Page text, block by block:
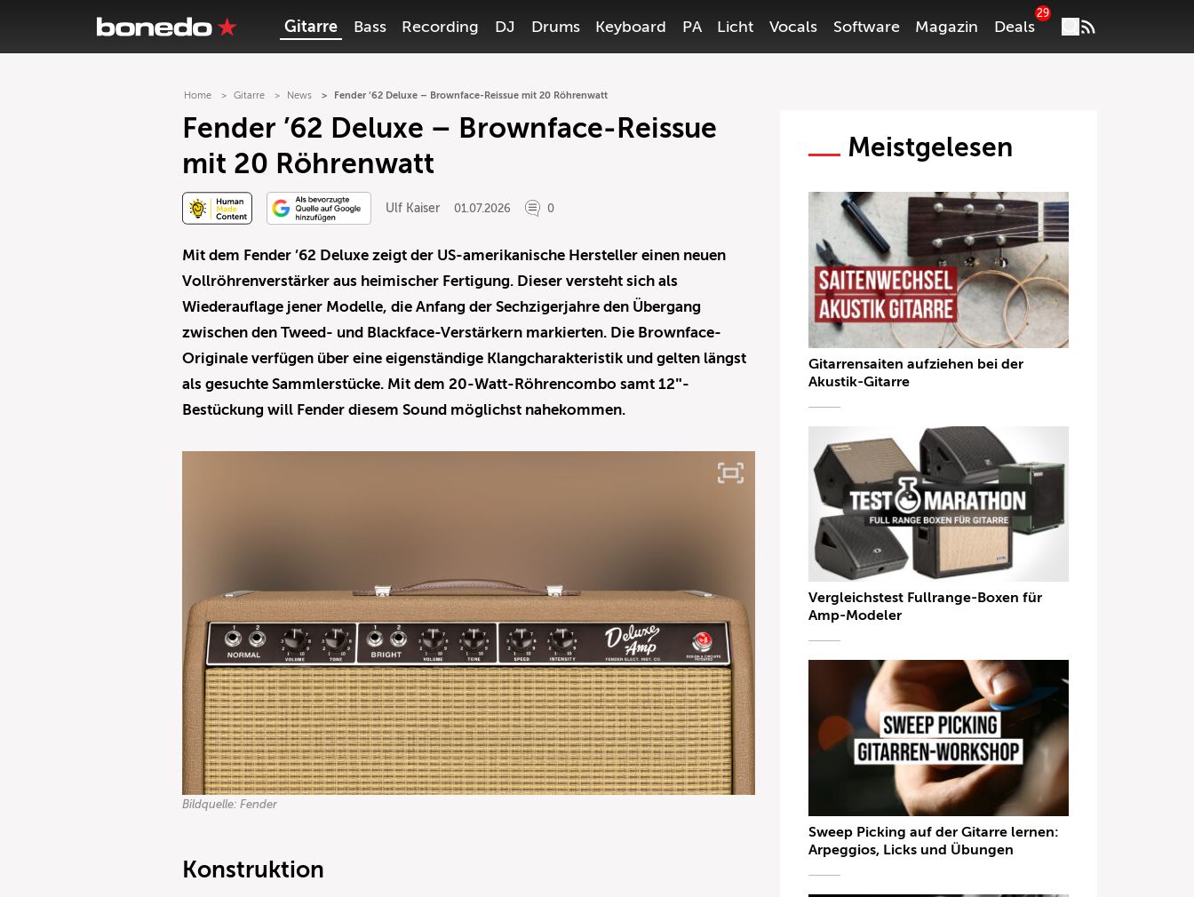
Gitarre Bass Recording DJ Drums Keyboard PA Licht Vocals Software Magazin Deals
29
Home Gitarre News Fender ’62 Deluxe – Brownface-Reissue mit 20 Röhrenwatt
Fender ’62 Deluxe – Brownface-Reissue
mit 20 Röhrenwatt
Ulf Kaiser 01.07.2026 0
Mit dem Fender ’62 Deluxe zeigt der US-amerikanische Hersteller einen neuen
Vollröhrenverstärker aus heimischer Fertigung. Dieser versteht sich als
Wiederauflage jener Modelle, die Anfang der Sechzigerjahre den Übergang
zwischen den Tweed- und Blackface-Verstärkern markierten. Die Brownface-
Originale verfügen über eine eigenständige Klangcharakteristik und gelten längst
als gesuchte Sammlerstücke. Mit dem 20-Watt-Röhrencombo samt 12″-
Bestückung will Fender diesem Sound möglichst nahekommen.
Bildquelle: Fender
Konstruktion
Meistgelesen
Gitarrensaiten aufziehen bei der
Akustik-Gitarre
Vergleichstest Fullrange-Boxen für
Amp-Modeler
Sweep Picking auf der Gitarre lernen:
Arpeggios, Licks und Übungen